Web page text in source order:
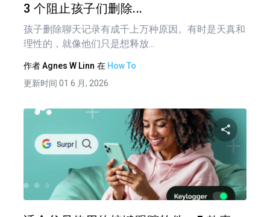
3 个阻止孩子们删除...
孩子删除聊天记录有成千上万种原因。有时是天真和
理性的，就像他们只是想释放...
作者Agnes W Linn 在 How To
更新时间 01 6 月, 2026
航